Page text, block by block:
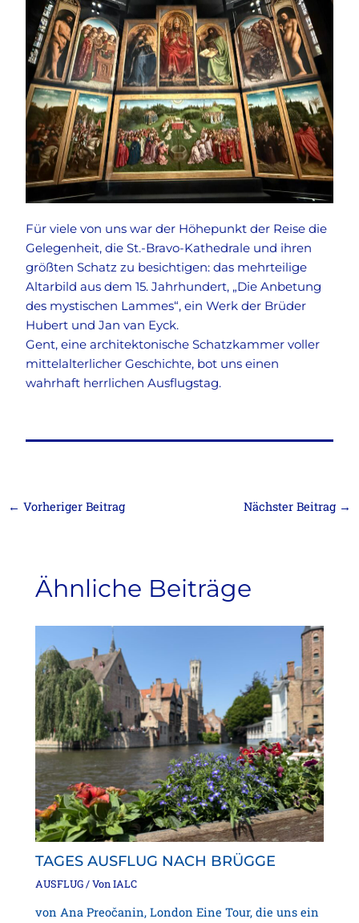
Für viele von uns war der Höhepunkt der Reise die
Gelegenheit, die St.-Bravo-Kathedrale und ihren
größten Schatz zu besichtigen: das mehrteilige
Altarbild aus dem 15. Jahrhundert, „Die Anbetung
des mystischen Lammes“, ein Werk der Brüder
Hubert und Jan van Eyck.
Gent, eine architektonische Schatzkammer voller
mittelalterlicher Geschichte, bot uns einen
wahrhaft herrlichen Ausflugstag.
← Vorheriger Beitrag Nächster Beitrag →
Ähnliche Beiträge
TAGES AUSFLUG NACH BRÜGGE
AUSFLUG/ VonIALC
von Ana Preočanin, London Eine Tour, die uns ein